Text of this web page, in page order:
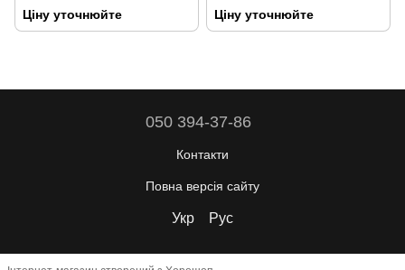
Ціну уточнюйте Ціну уточнюйте
050 394-37-86
Контакти
Повна версія сайту
Укр Рус